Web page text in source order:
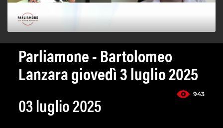
Parliamone - Bartolomeo
Lanzara giovedì 3 luglio 2025
943
03 luglio 2025